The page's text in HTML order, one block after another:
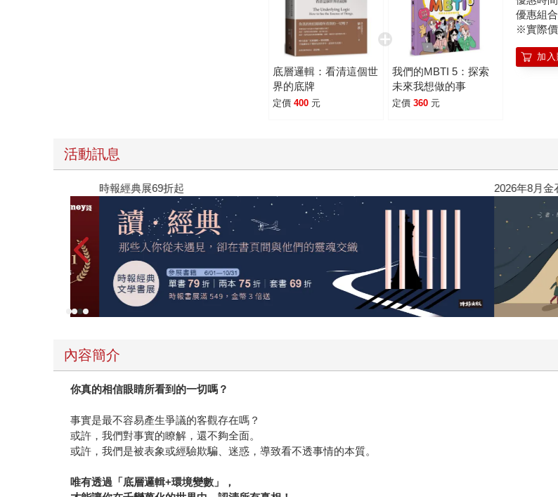
底層邏輯：看清這個世
界的底牌
定價 400 元
我們的MBTI 5：探索
未來我想做的事
定價 360 元
優惠組合
※實際
加
活動訊息
時報經典展69折起 2026年8月金石
內容簡介
你真的相信眼睛所看到的一切嗎？
事實是最不容易產生爭議的客觀存在嗎？
或許，我們對事實的瞭解，還不夠全面。
或許，我們是被表象或經驗欺騙、迷惑，導致看不透事情的本質。
唯有透過「底層邏輯+環境變數」，